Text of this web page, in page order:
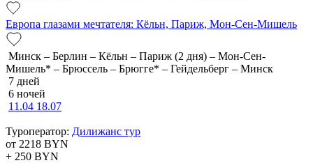
Европа глазами мечтателя: Кёльн, Париж, Мон-Сен-Мишель
Минск – Берлин – Кёльн – Париж (2 дня) – Мон-Сен-
Мишель* – Брюссель – Брюгге* – Гейдельберг – Минск
7 дней
6 ночей
11.04 18.07
Туроператор: Дилижанс тур
от 2218 BYN
+ 250 BYN